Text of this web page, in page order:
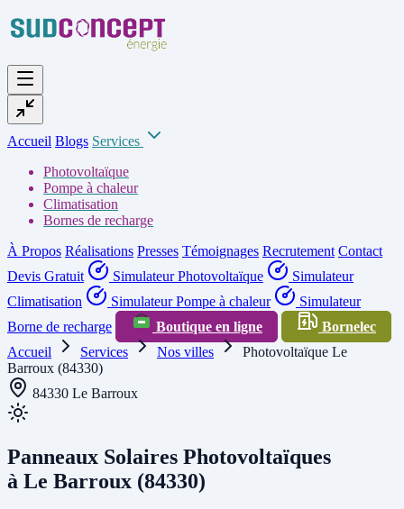
Accueil Blogs Services
Photovoltaïque
Pompe à chaleur
Climatisation
Bornes de recharge
À Propos Réalisations Presses Témoignages Recrutement Contact
Devis Gratuit
Simulateur Photovoltaïque
Simulateur
Climatisation
Simulateur Pompe à chaleur
Simulateur
Borne de recharge
Boutique en ligne
Bornelec
Accueil
Services Nos villes
Photovoltaïque Le
Barroux (84330)
84330 Le Barroux
Panneaux Solaires Photovoltaïques
à Le Barroux (84330)